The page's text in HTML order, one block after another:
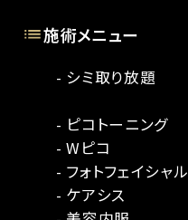
施術メニュー
- シミ取り放題
- ピコトーニング
- Wピコ
- フォトフェイシャル
- ケアシス